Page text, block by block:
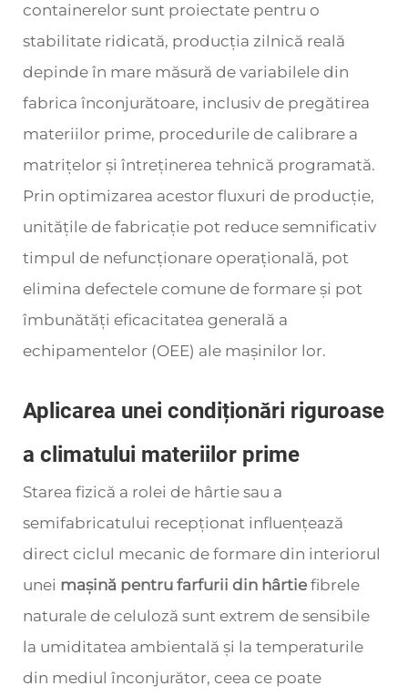
containerelor sunt proiectate pentru o
stabilitate ridicată, producția zilnică reală
depinde în mare măsură de variabilele din
fabrica înconjurătoare, inclusiv de pregătirea
materiilor prime, procedurile de calibrare a
matrițelor și întreținerea tehnică programată.
Prin optimizarea acestor fluxuri de producție,
unitățile de fabricație pot reduce semnificativ
timpul de nefuncționare operațională, pot
elimina defectele comune de formare și pot
îmbunătăți eficacitatea generală a
echipamentelor (OEE) ale mașinilor lor.
Aplicarea unei condiționări riguroase
a climatului materiilor prime
Starea fizică a rolei de hârtie sau a
semifabricatului recepționat influențează
direct ciclul mecanic de formare din interiorul
unei mașină pentru farfurii din hârtie fibrele
naturale de celuloză sunt extrem de sensibile
la umiditatea ambientală și la temperaturile
din mediul înconjurător, ceea ce poate